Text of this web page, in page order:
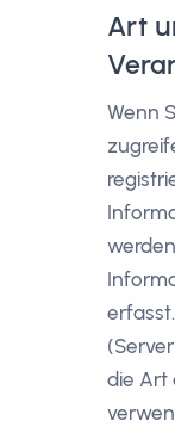
Art
Wenn
die Art